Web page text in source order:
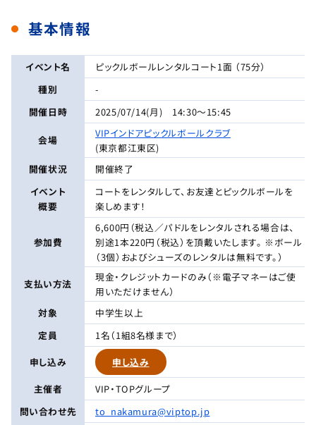
基本情報
イベント名
ピックルボールレンタルコート1面 （75分）
種別
-
開催日時
2025/07/14(月) 14:30～15:45
会場
VIPインドアピックルボールクラブ
(東京都江東区)
開催状況
開催終了
イベント
概要
コートをレンタルして、お友達とピックルボールを
楽しめます！
参加費
6,600円（税込／パドルをレンタルされる場合は、
別途1本220円（税込）を頂戴いたします。 ※ボール
（3個）およびシューズのレンタルは無料です。）
支払い方法
現金・クレジットカードのみ（※電子マネーはご使
用いただけません）
対象
中学生以上
定員
1名（1組8名様まで）
申し込み
申し込み
主催者
VIP・TOPグループ
問い合わせ先
to_nakamura@viptop.jp